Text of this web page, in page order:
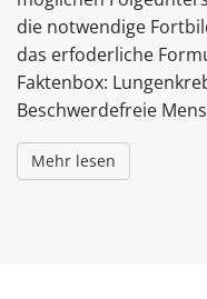
die notwendige
das erfoderliche
Faktenbox:
Beschwerdefreie
Mehr lesen